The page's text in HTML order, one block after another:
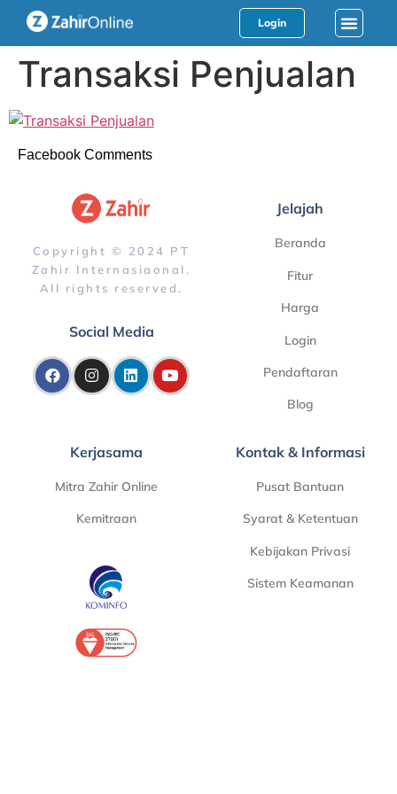
Login
Transaksi Penjualan
Facebook Comments
Copyright © 2024 PT
Zahir Internasiaonal.
All rights reserved.
Social Media
Jelajah
Beranda
Fitur
Harga
Login
Pendaftaran
Blog
Kerjasama
Mitra Zahir Online
Kemitraan
Kontak & Informasi
Pusat Bantuan
Syarat & Ketentuan
Kebijakan Privasi
Sistem Keamanan